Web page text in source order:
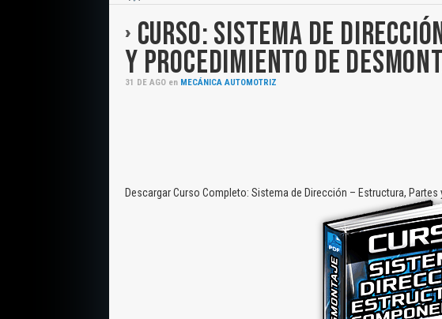
CURSO: SISTEMA DE
Y PROCEDIMIENTO DE
31 DE AGO en MECÁNICA AUTOMOTRIZ
Descargar Curso Completo: Sistema de Dirección – Estructura,